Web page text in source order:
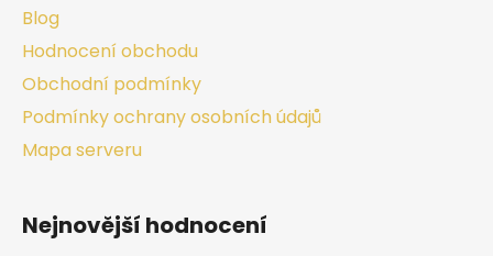
Blog
Hodnocení obchodu
Obchodní podmínky
Podmínky ochrany osobních údajů
Mapa serveru
Nejnovější hodnocení